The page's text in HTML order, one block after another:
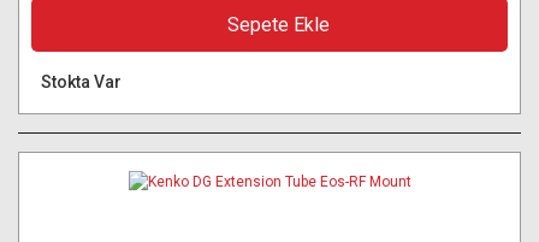
Sepete Ekle
Stokta Var